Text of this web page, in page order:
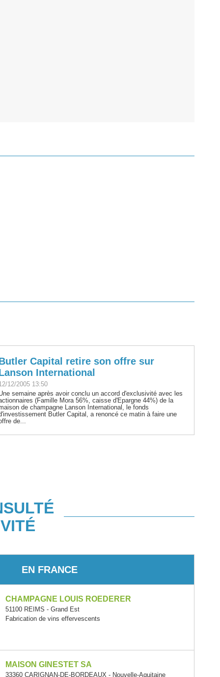
Capital retire son offre sur
International
12/2005 13:50
semaine après avoir conclu un accord d'exclusivité avec les
(Famille Mora 56%, caisse d'Epargne 44%) de la
de champagne Lanson International, le fonds
Butler Capital, a renoncé ce matin à faire une
de...
EN FRANCE
CHAMPAGNE LOUIS ROEDERER
51100 REIMS - Grand Est
Fabrication de vins effervescents
MAISON GINESTET SA
33360 CARIGNAN-DE-BORDEAUX - Nouvelle-Aquitaine